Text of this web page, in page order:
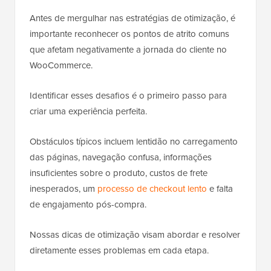
Antes de mergulhar nas estratégias de otimização, é
importante reconhecer os pontos de atrito comuns
que afetam negativamente a jornada do cliente no
WooCommerce.
Identificar esses desafios é o primeiro passo para
criar uma experiência perfeita.
Obstáculos típicos incluem lentidão no carregamento
das páginas, navegação confusa, informações
insuficientes sobre o produto, custos de frete
inesperados, um processo de checkout lento e falta
de engajamento pós-compra.
Nossas dicas de otimização visam abordar e resolver
diretamente esses problemas em cada etapa.